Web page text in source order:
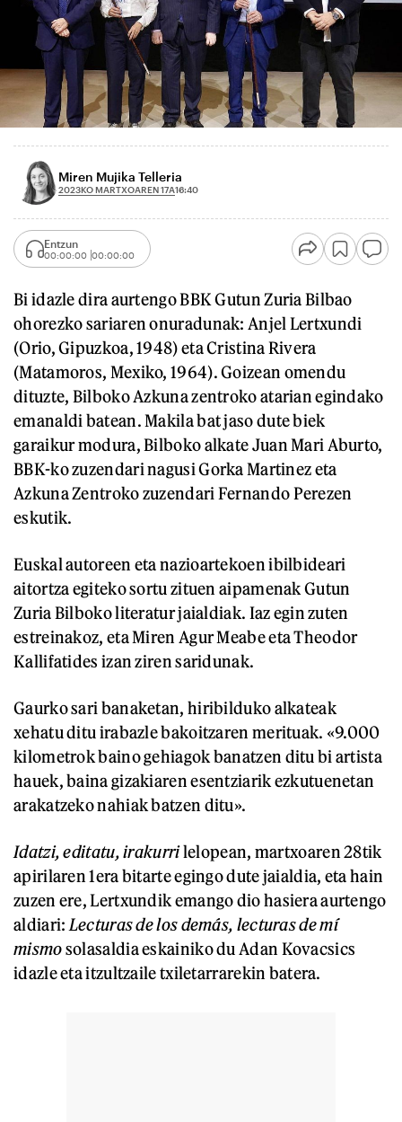
Miren Mujika Telleria
2023KO MARTXOAREN 17A16:40
Entzun
00:00:00 00:00:00
Bi idazle dira aurtengo BBK Gutun Zuria Bilbao
ohorezko sariaren onuradunak: Anjel Lertxundi
(Orio, Gipuzkoa, 1948) eta Cristina Rivera
(Matamoros, Mexiko, 1964). Goizean omendu
dituzte, Bilboko Azkuna zentroko atarian egindako
emanaldi batean. Makila bat jaso dute biek
garaikur modura, Bilboko alkate Juan Mari Aburto,
BBK-ko zuzendari nagusi Gorka Martinez eta
Azkuna Zentroko zuzendari Fernando Perezen
eskutik.
Euskal autoreen eta nazioartekoen ibilbideari
aitortza egiteko sortu zituen aipamenak Gutun
Zuria Bilboko literatur jaialdiak. Iaz egin zuten
estreinakoz, eta Miren Agur Meabe eta Theodor
Kallifatides izan ziren saridunak.
Gaurko sari banaketan, hiribilduko alkateak
xehatu ditu irabazle bakoitzaren merituak. «9.000
kilometrok baino gehiagok banatzen ditu bi artista
hauek, baina gizakiaren esentziarik ezkutuenetan
arakatzeko nahiak batzen ditu».
Idatzi, editatu, irakurrilelopean, martxoaren 28tik
apirilaren 1era bitarte egingo dute jaialdia, eta hain
zuzen ere, Lertxundik emango dio hasiera aurtengo
aldiari: Lecturas de los demás, lecturas de mí
mismosolasaldia eskainiko du Adan Kovacsics
idazle eta itzultzaile txiletarrarekin batera.